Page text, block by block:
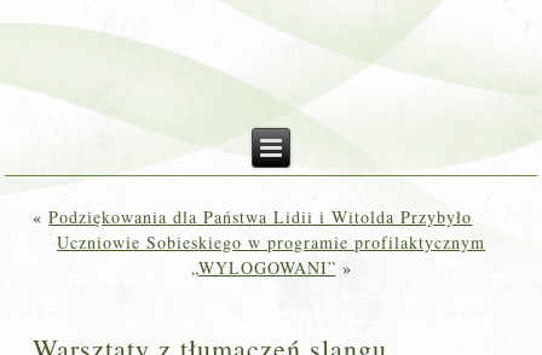
«Podziękowania dla Państwa Lidii i Witolda Przybyło
Uczniowie Sobieskiego w programie profilaktycznym
„WYLOGOWANI” »